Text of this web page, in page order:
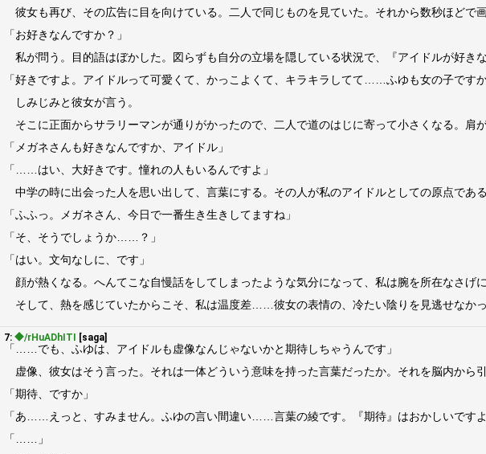
彼女も再び、その広告に目を向けている。二人で同じものを見ていた。それから数秒ほどで
「お好きなんですか？」
私が問う。目的語はぼかした。図らずも自分の立場を隠している状況で、『アイドルが好き
「好きですよ。アイドルって可愛くて、かっこよくて、キラキラしてて……ふゆも女の子です
しみじみと彼女が言う。
そこに正面からサラリーマンが通りがかったので、二人で道のはじに寄って小さくなる。肩
「メガネさんも好きなんですか、アイドル」
「……はい、大好きです。憧れの人もいるんですよ」
中学の時に出会った人を思い出して、言葉にする。その人が私のアイドルとしての原点であ
「ふふっ。メガネさん、今日で一番生き生きしてますね」
「そ、そうでしょうか……？」
「はい。文句なしに、です」
顔が熱くなる。へんてこな自慢話をしてしまったような気分になって、私は腕を所在なさげ
そして、熱を感じていたからこそ、私は温度差……彼女の表情の、冷たい陰りを見逃せなかっ
7: ◆/rHuADhITI [saga]
「……でも、ふゆは、アイドルも虚像なんじゃないかと期待しちゃうんです」
虚像、彼女はそう言った。それは一体どういう意味を持った言葉だったか。それを脳内から
「期待、ですか」
「あ……えっと、すみません。ふゆの言い間違い……言葉の綾です。『期待』はおかしいです
「……」